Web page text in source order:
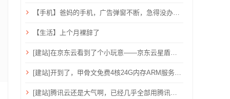
【手机】爸妈的手机，广告弹窗不断，急得没办法只能关机重启？用ADB卸载快应用框架！
【生活】上个月裸辞了
[建站]在京东云看到了个小玩意——京东云星盾安全加速。
[建站]开到了，甲骨文免费4核24G内存ARM服务器~
[建站]腾讯云还是大气啊，已经几乎全部用腾讯云了！